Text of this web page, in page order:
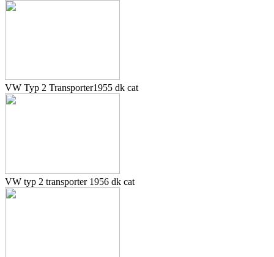
VW Typ 2 Transporter1955 dk cat
VW typ 2 transporter 1956 dk cat